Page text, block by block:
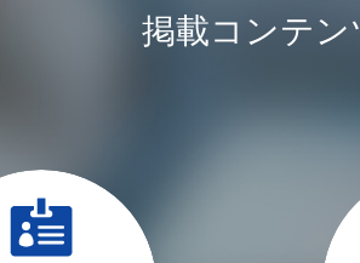
掲載コンテ